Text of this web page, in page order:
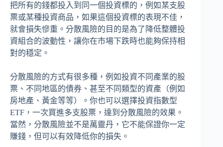
把所有的錢都投入到同一個投資標的，例如某支股
票或某種投資商品，如果這個投資標的表現不佳，
就會損失慘重。分散風險的目的是為了降低整體投
資組合的波動性，讓你在市場下跌時也能夠保持相
對的穩定。
分散風險的方式有很多種，例如投資不同產業的股
票、不同地區的債券、甚至不同類型的資產（例如
房地產、黃金等等）。你也可以選擇投資指數型
ETF，一次買進多支股票，達到分散風險的效果。
當然，分散風險並不是萬靈丹，它不能保證你一定
賺錢，但可以有效降低你的損失。